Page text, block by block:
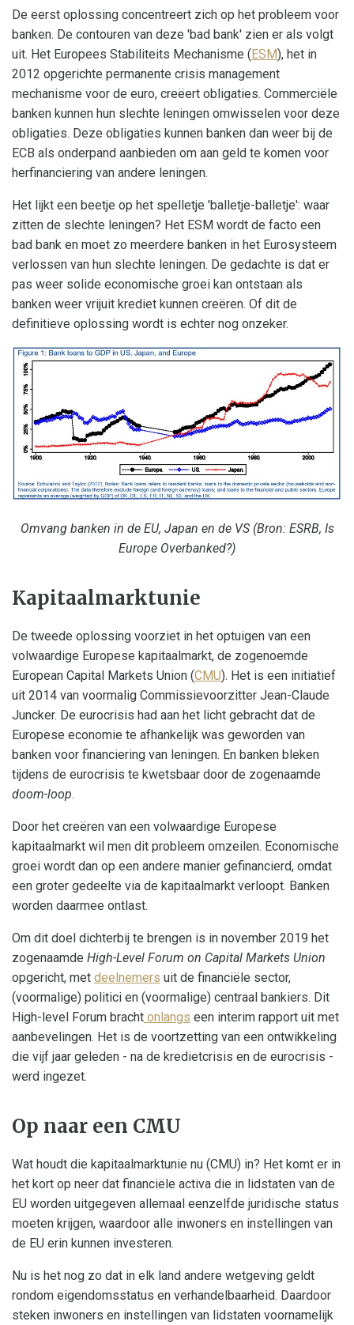
De eerst oplossing concentreert zich op het probleem voor
banken. De contouren van deze 'bad bank' zien er als volgt
uit. Het Europees Stabiliteits Mechanisme ( ESM), het in
2012 opgerichte permanente crisis management
mechanisme voor de euro, creëert obligaties. Commerciële
banken kunnen hun slechte leningen omwisselen voor deze
obligaties. Deze obligaties kunnen banken dan weer bij de
ECB als onderpand aanbieden om aan geld te komen voor
herfinanciering van andere leningen.
Het lijkt een beetje op het spelletje 'balletje-balletje': waar
zitten de slechte leningen? Het ESM wordt de facto een
bad bank en moet zo meerdere banken in het Eurosysteem
verlossen van hun slechte leningen. De gedachte is dat er
pas weer solide economische groei kan ontstaan als
banken weer vrijuit krediet kunnen creëren. Of dit de
definitieve oplossing wordt is echter nog onzeker.
Omvang banken in de EU, Japan en de VS (Bron: ESRB, Is
Europe Overbanked?)
Kapitaalmarktunie
De tweede oplossing voorziet in het optuigen van een
volwaardige Europese kapitaalmarkt, de zogenoemde
European Capital Markets Union (CMU). Het is een initiatief
uit 2014 van voormalig Commissievoorzitter Jean-Claude
Juncker. De eurocrisis had aan het licht gebracht dat de
Europese economie te afhankelijk was geworden van
banken voor financiering van leningen. En banken bleken
tijdens de eurocrisis te kwetsbaar door de zogenaamde
doom-loop.
Door het creëren van een volwaardige Europese
kapitaalmarkt wil men dit probleem omzeilen. Economische
groei wordt dan op een andere manier gefinancierd, omdat
een groter gedeelte via de kapitaalmarkt verloopt. Banken
worden daarmee ontlast.
Om dit doel dichterbij te brengen is in november 2019 het
zogenaamde High-Level Forum on Capital Markets Union
opgericht, met deelnemers uit de financiële sector,
(voormalige) politici en (voormalige) centraal bankiers. Dit
High-level Forum bracht onlangs een interim rapport uit met
aanbevelingen. Het is de voortzetting van een ontwikkeling
die vijf jaar geleden - na de kredietcrisis en de eurocrisis -
werd ingezet.
Op naar een CMU
Wat houdt die kapitaalmarktunie nu (CMU) in? Het komt er in
het kort op neer dat financiële activa die in lidstaten van de
EU worden uitgegeven allemaal eenzelfde juridische status
moeten krijgen, waardoor alle inwoners en instellingen van
de EU erin kunnen investeren.
Nu is het nog zo dat in elk land andere wetgeving geldt
rondom eigendomsstatus en verhandelbaarheid. Daardoor
steken inwoners en instellingen van lidstaten voornamelijk